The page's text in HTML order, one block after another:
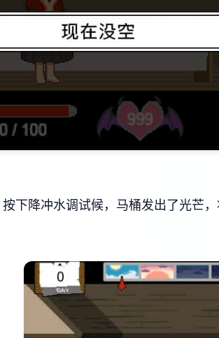
下降冲水调试候，马桶发出了光芒，